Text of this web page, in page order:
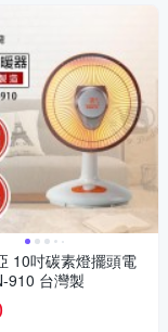
10吋碳素燈擺頭電
910 台灣製